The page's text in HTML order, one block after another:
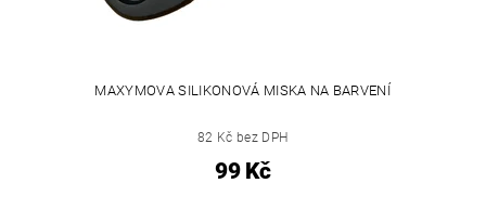
MAXYMOVA SILIKONOVÁ MISKA NA BARVENÍ
82 Kč bez DPH
99 Kč